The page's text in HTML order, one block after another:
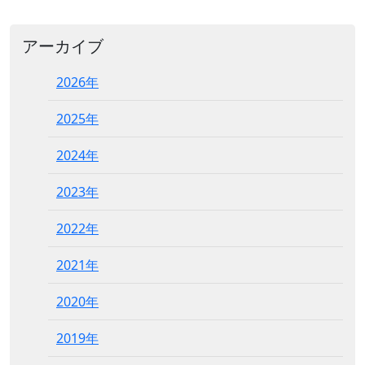
アーカイブ
2026年
2025年
2024年
2023年
2022年
2021年
2020年
2019年